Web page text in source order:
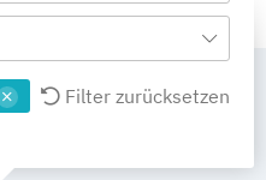
Filter zurücksetzen